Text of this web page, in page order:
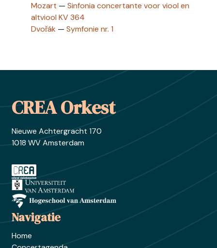
Mozart‎ — Sinfonia concertante voor viool en
altviool KV 364
Dvořák — Symfonie nr. 1
Footer
CREA Orkest
Nieuwe Achtergracht 170
1018 WV Amsterdam
Ga naar hva.nl
Navigatie
Home